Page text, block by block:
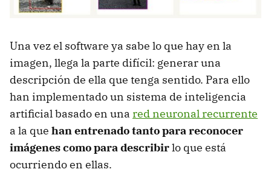
Una vez el software ya sabe lo que hay en la
imagen, llega la parte difícil: generar una
descripción de ella que tenga sentido. Para ello
han implementado un sistema de inteligencia
artificial basado en una red neuronal recurrente
a la que han entrenado tanto para reconocer
imágenes como para describirlo que está
ocurriendo en ellas.